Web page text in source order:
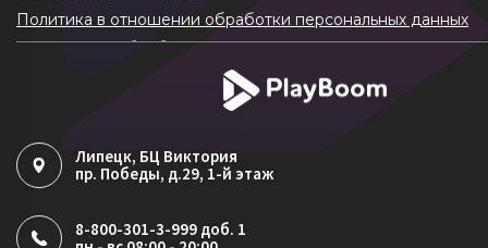
Политика в отношении обработки персональных данных
Согласие на обработку ПДн
Политика обработки файлов cookie
Липецк, БЦ Виктория
пр. Победы, д.29, 1-й этаж
8-800-301-3-999 доб. 1